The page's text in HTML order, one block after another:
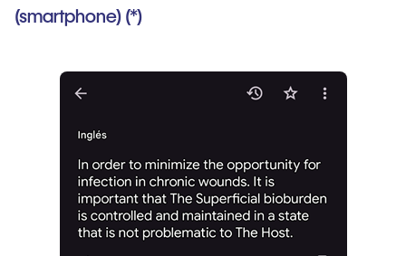
(smartphone) (*)